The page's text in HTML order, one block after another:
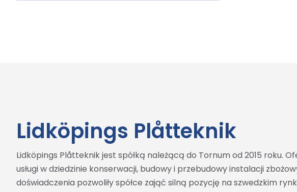
Lidköpings Plåtteknik
Lidköpings Plåtteknik jest spółką należącą do Tornum od 2015 roku.
usługi w dziedzinie konserwacji, budowy i przebudowy instalacji
doświadczenia pozwoliły spółce zająć silną pozycję na szwedzkim